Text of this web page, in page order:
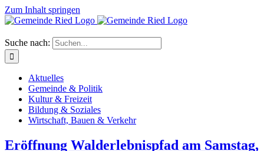
Zum Inhalt springen
Suche nach:
Aktuelles
Gemeinde & Politik
Kultur & Freizeit
Bildung & Soziales
Wirtschaft, Bauen & Verkehr
Eröffnung Walderlebnispfad am Samstag,